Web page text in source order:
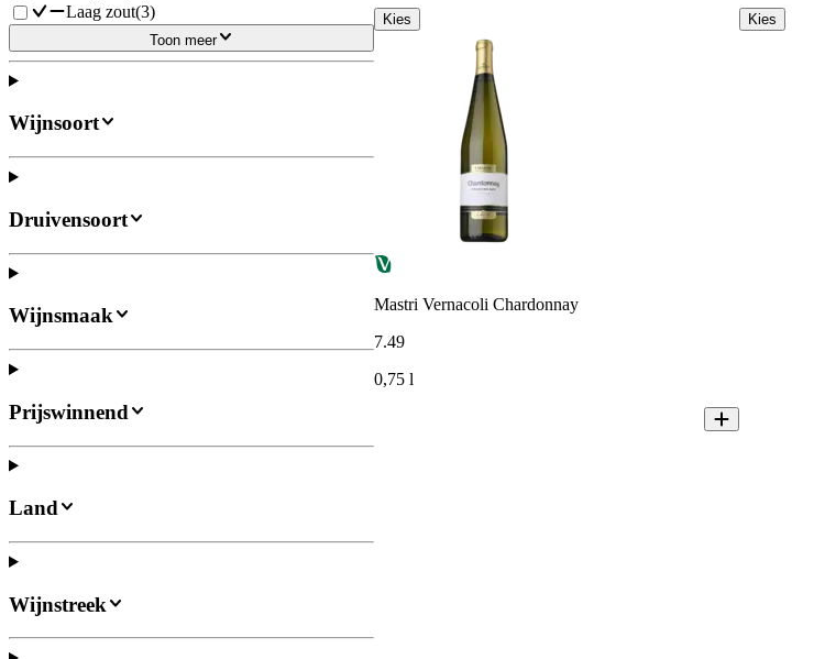
Laag zout(3)
Toon meer
Wijnsoort
Druivensoort
Wijnsmaak
Prijswinnend
Land
Wijnstreek
Kies Kies
Mastri Vernacoli Chardonnay
7.49
0,75 l